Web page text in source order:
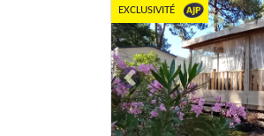
Previous
EXCLUSIVITÉ